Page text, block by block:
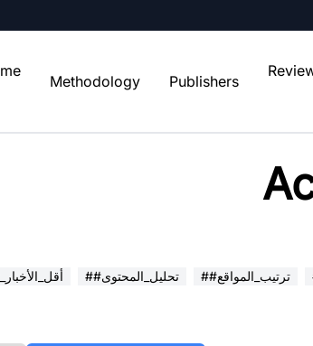
Methodology Publishers
##تحليل_المحتوى ##ترتيب_المواقع